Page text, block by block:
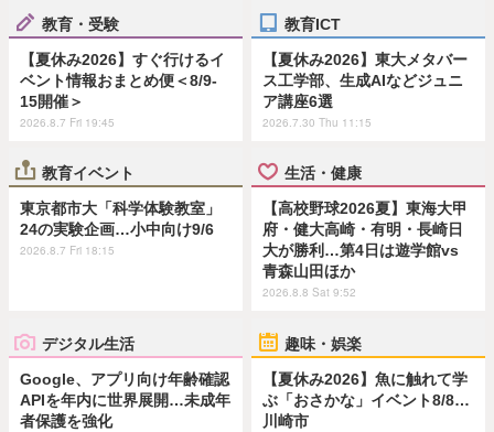
教育・受験
【夏休み2026】すぐ行けるイ
ベント情報おまとめ便＜8/9-
15開催＞
2026.8.7 Fri 19:45
教育ICT
【夏休み2026】東大メタバー
ス工学部、生成AIなどジュニ
ア講座6選
2026.7.30 Thu 11:15
教育イベント
東京都市大「科学体験教室」
24の実験企画…小中向け9/6
2026.8.7 Fri 18:15
生活・健康
【高校野球2026夏】東海大甲
府・健大高崎・有明・長崎日
大が勝利…第4日は遊学館vs
青森山田ほか
2026.8.8 Sat 9:52
デジタル生活
Google、アプリ向け年齢確認
APIを年内に世界展開…未成年
者保護を強化
趣味・娯楽
【夏休み2026】魚に触れて学
ぶ「おさかな」イベント8/8…
川崎市